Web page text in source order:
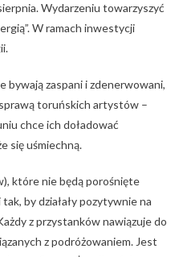
Wydarzeniu towarzyszyć
W ramach inwestycji
bywają zaspani i zdenerwowani,
toruńskich artystów –
chce ich doładować
się uśmiechną.
które nie będą porośnięte
by działały pozytywnie na
z przystanków nawiązuje do
z podróżowaniem. Jest